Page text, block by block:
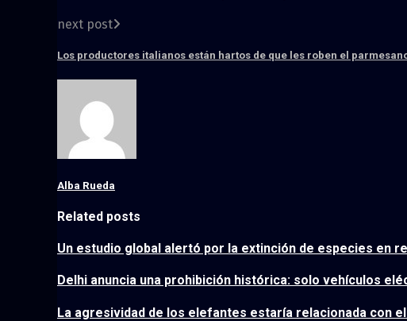
next post
Los productores italianos están hartos de que les roben el
Alba Rueda
Related posts
Un estudio global alertó por la extinción de especies en
Delhi anuncia una prohibición histórica: solo vehículos
La agresividad de los elefantes estaría relacionada con